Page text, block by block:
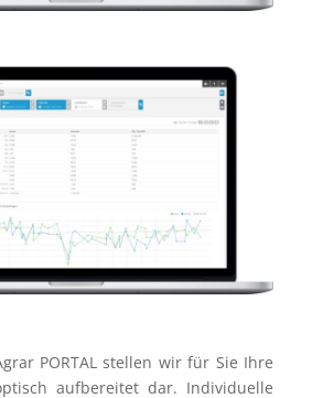
PORTAL stellen wir für Sie Ihre
aufbereitet dar. Individuelle